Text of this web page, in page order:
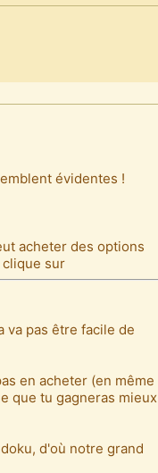
évidentes !
acheter des options
sur
va pas être facile de
en acheter (en même
que tu gagneras mieux
d'où notre grand